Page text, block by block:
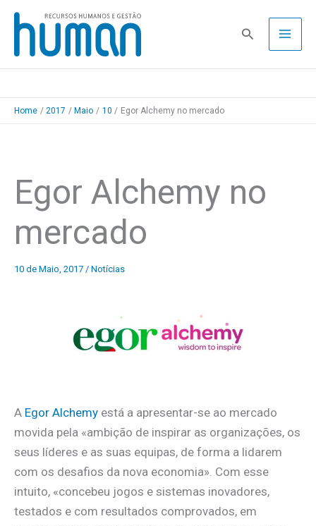
Skip
content
Pesquisa
Home 2017 Maio 10 Egor Alchemy no mercado
Egor Alchemy no
mercado
10 de Maio, 2017 / Notícias
A Egor Alchemy está a apresentar-se ao mercado
movida pela «ambição de inspirar as organizações, os
seus líderes e as suas equipas, de forma a lidarem
com os desafios da nova economia». Com esse
intuito, «concebeu jogos e sistemas inovadores,
testados e com resultados comprovados, em